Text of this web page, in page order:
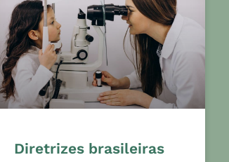
Diretrizes brasileiras